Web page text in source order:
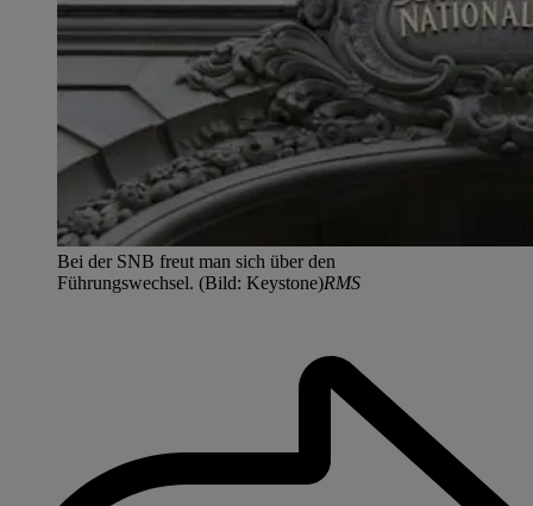
Bei der SNB freut man sich über den
Führungswechsel. (Bild: Keystone)RMS